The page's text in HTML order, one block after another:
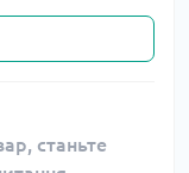
станьте